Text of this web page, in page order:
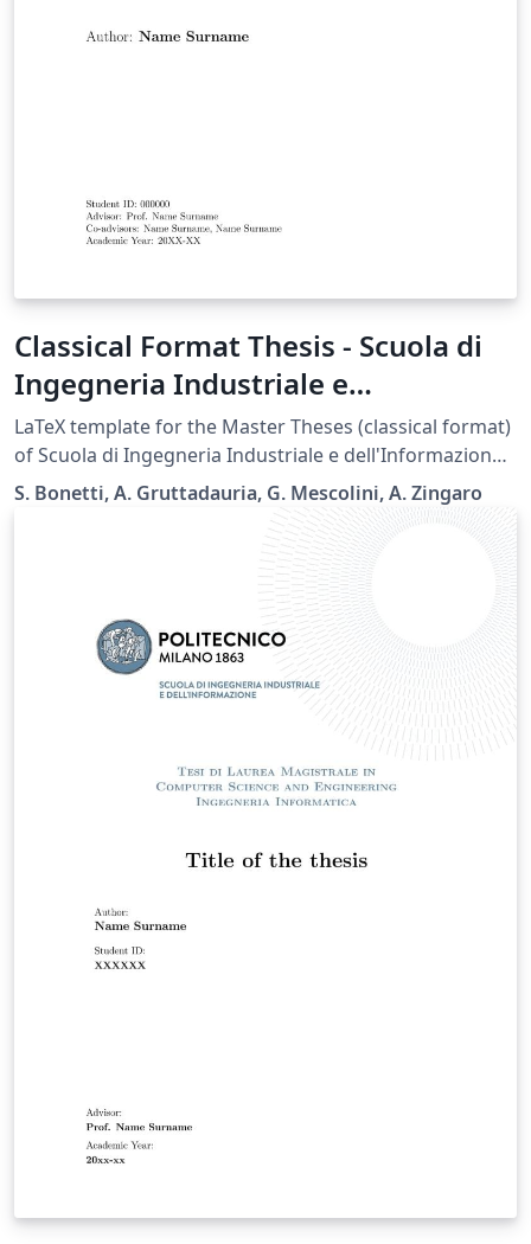
Classical Format Thesis - Scuola di
Ingegneria Industriale e
dell'Informazione - Politecnico di
Milano
LaTeX template for the Master Theses (classical format)
of Scuola di Ingegneria Industriale e dell'Informazione -
Politecnico di Milano.
S. Bonetti, A. Gruttadauria, G. Mescolini, A. Zingaro